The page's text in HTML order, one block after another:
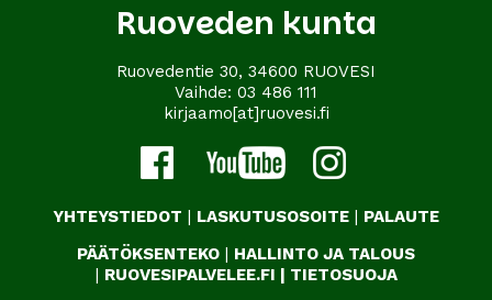
Ruoveden kunta
Ruovedentie 30, 34600 RUOVESI
Vaihde: 03 486 111
kirjaamo[at]ruovesi.fi
YHTEYSTIEDOT | LASKUTUSOSOITE | PALAUTE
PÄÄTÖKSENTEKO | HALLINTO JA TALOUS
| RUOVESIPALVELEE.FI | TIETOSUOJA